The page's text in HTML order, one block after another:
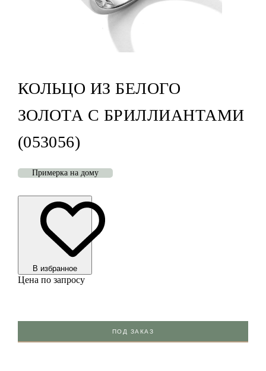
КОЛЬЦО ИЗ БЕЛОГО
ЗОЛОТА С БРИЛЛИАНТАМИ
(053056)
Примерка на дому
В избранноe
Цена по запросу
ПОД ЗАКАЗ